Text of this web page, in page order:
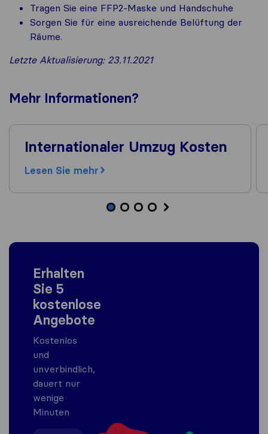
Tragen Sie eine FFP2-Maske und Handschuhe
Sorgen Sie für eine ausreichende Belüftung der
Räume.
Letzte Aktualisierung: 23.11.2021
Mehr Informationen?
Internationaler Umzug Kosten
Lesen Sie mehr
Erhalten
Sie 5
kostenlose
Angebote
Kostenlos
und
unverbindlich,
dauert nur
wenige
Minuten